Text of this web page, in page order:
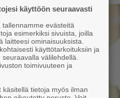
käyttöön seuraavasti
evästeitä
esimerkiksi sivuista, joilla
laitteesi ominaisuuksista.
käyttötarkoituksiin ja
välilehdellä.
toimivuuteen ja
tietoja myös ilman